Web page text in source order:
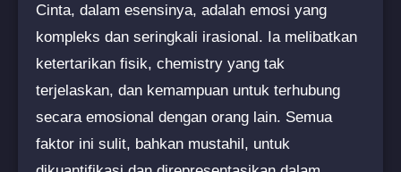
Cinta, dalam esensinya, adalah emosi yang
kompleks dan seringkali irasional. Ia melibatkan
ketertarikan fisik, chemistry yang tak
terjelaskan, dan kemampuan untuk terhubung
secara emosional dengan orang lain. Semua
faktor ini sulit, bahkan mustahil, untuk